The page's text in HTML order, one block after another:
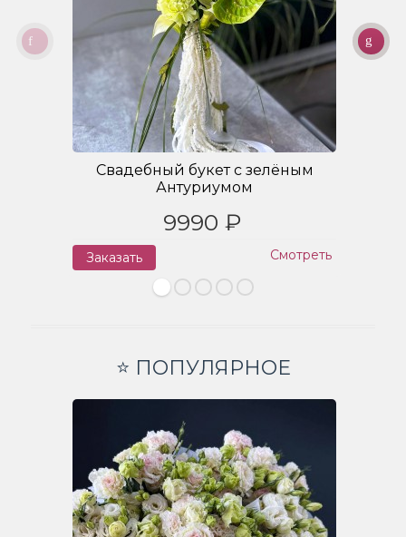
Свадебный букет с зелёным
Антуриумом
9990 ₽
Заказать Смотреть
⭐ ПОПУЛЯРНОЕ